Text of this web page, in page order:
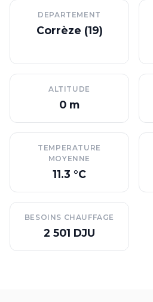
DEPARTEMENT
Corrèze (19)
ALTITUDE
0 m
TEMPERATURE
MOYENNE
11.3 °C
BESOINS CHAUFFAGE
2 501 DJU